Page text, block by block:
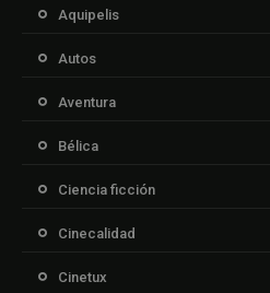
Aquipelis
Autos
Aventura
Bélica
Ciencia ficción
Cinecalidad
Cinetux